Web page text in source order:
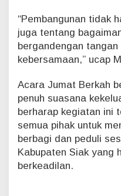
“Pembangunan tidak
juga tentang
bergandengan tangan
kebersamaan,” ucap
Acara Jumat Berkah
penuh suasana
berharap kegiatan ini
semua pihak untuk
berbagi dan peduli
Kabupaten Siak yang
berkeadilan.